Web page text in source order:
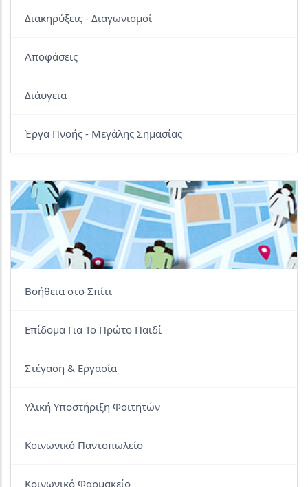
Διακηρύξεις - Διαγωνισμοί
Αποφάσεις
Διάυγεια
Έργα Πνοής - Μεγάλης Σημασίας
Βοήθεια στο Σπίτι
Επίδομα Για Το Πρώτο Παιδί
Στέγαση & Εργασία
Υλική Υποστήριξη Φοιτητών
Κοινωνικό Παντοπωλείο
Κοινωνικό Φαρμακείο